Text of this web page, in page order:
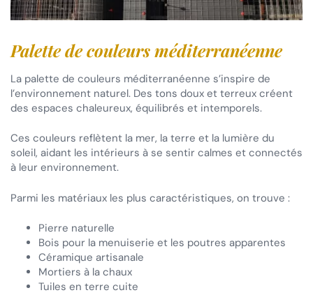
Palette de couleurs méditerranéenne
La palette de couleurs méditerranéenne s’inspire de
l’environnement naturel. Des tons doux et terreux créent
des espaces chaleureux, équilibrés et intemporels.
Ces couleurs reflètent la mer, la terre et la lumière du
soleil, aidant les intérieurs à se sentir calmes et connectés
à leur environnement.
Parmi les matériaux les plus caractéristiques, on trouve :
Pierre naturelle
Bois pour la menuiserie et les poutres apparentes
Céramique artisanale
Mortiers à la chaux
Tuiles en terre cuite